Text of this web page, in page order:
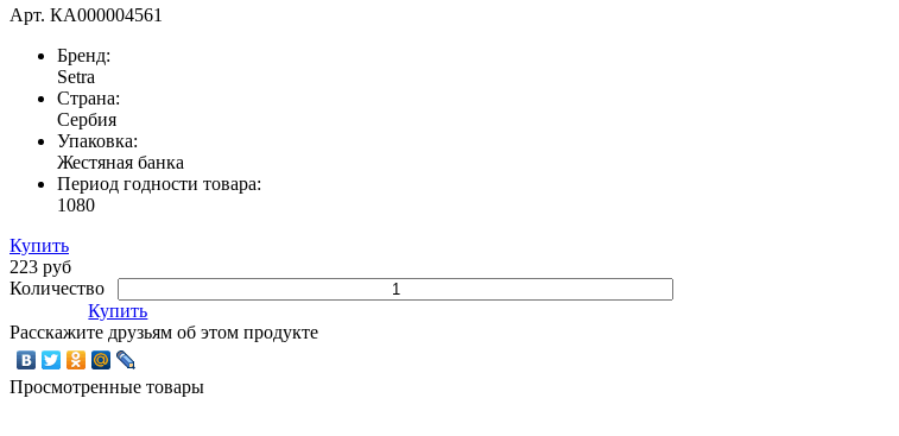
Арт. КА000004561
Бренд:
Setra
Страна:
Сербия
Упаковка:
Жестяная банка
Период годности товара:
1080
Купить
223 руб
Количество
Купить
Расскажите друзьям об этом продукте
Просмотренные товары